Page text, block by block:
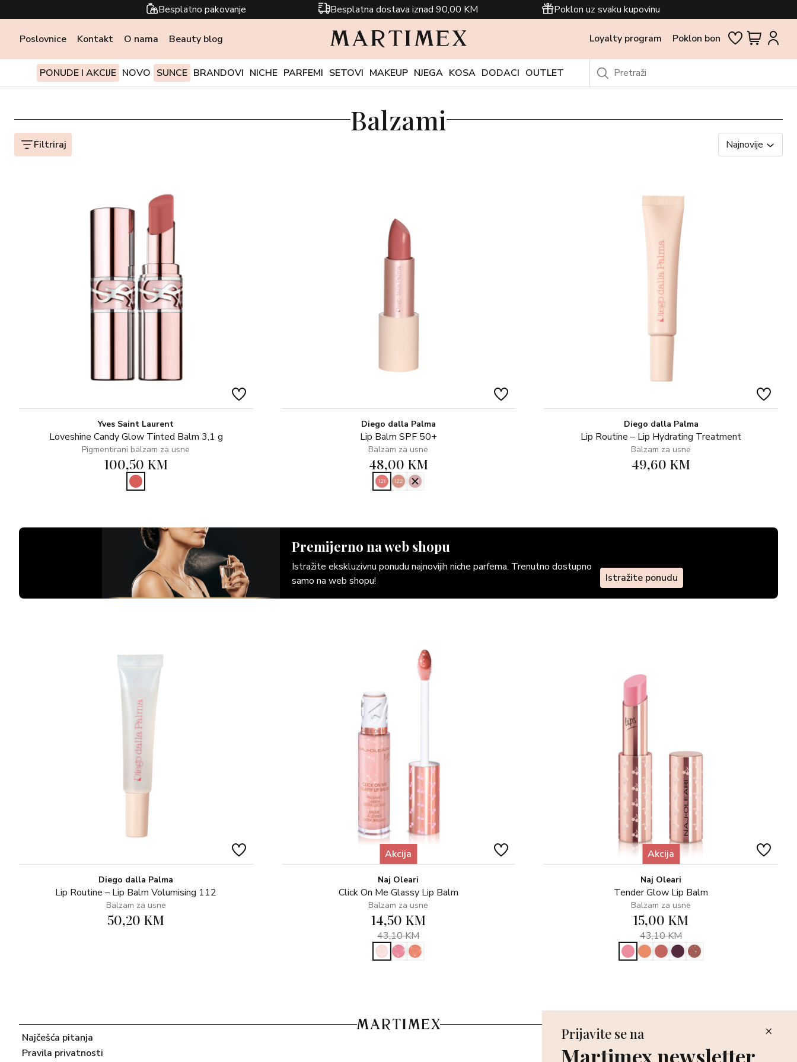
Besplatno pakovanje Besplatna dostava iznad 90,00 KM Poklon uz svaku kupovinu
Poslovnice Kontakt O nama Beauty blog Loyalty program Poklon bon
PONUDE I AKCIJE NOVO SUNCE BRANDOVI NICHE PARFEMI SETOVI MAKEUP NJEGA KOSA DODACI OUTLET
Balzami
Filtriraj Najnovije
Yves Saint Laurent
Loveshine Candy Glow Tinted Balm 3,1 g
Pigmentirani balzam za usne
100,50 KM
Diego dalla Palma
Lip Balm SPF 50+
Balzam za usne
48,00 KM
Premijerno na web shopu
Istražite ekskluzivnu ponudu najnovijih niche parfema. Trenutno dostupno
samo na web shopu!
Istražite ponudu
Diego dalla Palma
Lip Routine – Lip Hydrating Treatment
Balzam za usne
49,60 KM
Diego dalla Palma
Lip Routine – Lip Balm Volumising 112
Balzam za usne
50,20 KM
Akcija
Naj Oleari
Click On Me Glassy Lip Balm
Balzam za usne
14,50 KM
43,10 KM
Akcija
Naj Oleari
Tender Glow Lip Balm
Balzam za usne
15,00 KM
43,10 KM
Najčešća pitanja
Pravila privatnosti
Poslovnice
Povrat i reklamacija
Prijavite se na
Martimex newsletter